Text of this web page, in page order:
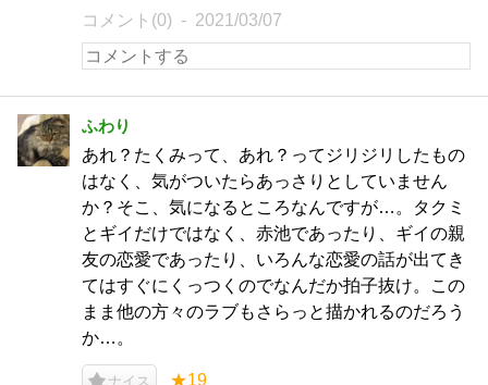
コメント(0) 2021/03/07
ふわり
あれ？たくみって、あれ？ってジリジリしたもの
はなく、気がついたらあっさりとしていません
か？そこ、気になるところなんですが…。タクミ
とギイだけではなく、赤池であったり、ギイの親
友の恋愛であったり、いろんな恋愛の話が出てき
てはすぐにくっつくのでなんだか拍子抜け。この
まま他の方々のラブもさらっと描かれるのだろう
か…。
ナイス ★19